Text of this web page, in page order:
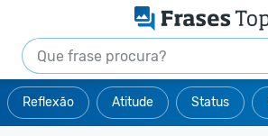
Reflexão Atitude Status